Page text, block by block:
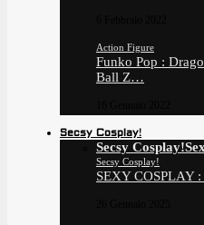
Action Figure
Funko Pop :
Ball Z…
Secsy Cosplay!
Secsy Cosplay!
Secsy Cosplay!
SEXY COSPLAY